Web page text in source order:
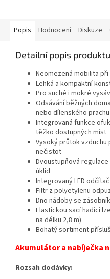
Popis Hodnocení Diskuze
Detailní popis produktu
Neomezená mobilita při
Lehká a kompaktní
Pro suché i mokré
Odsávání běžných
nebo dílenského prachu
Integrovaná funkce
těžko dostupných míst
Vysoký průtok
nečistot
Dvoustupňová
úklid
Integrovaný LED
Filtr z polyetylenu
Dno nádoby se
Elastickou sací hadici
na délku 2,8 m)
Bohatý sortiment
Akumulátor a nabíječka
Rozsah dodávky: